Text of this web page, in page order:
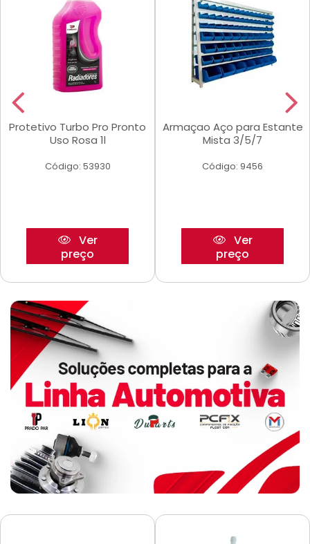
Protetivo Turbo Pro Pronto
Uso Rosa 1l
Código: 53930
Ver
preço
Armaçao Aço para Estante
Mista 3/5/7
Código: 9456
Ver
preço